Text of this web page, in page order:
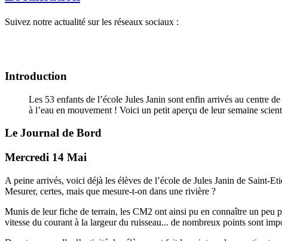
Suivez notre actualité sur les réseaux sociaux :
Introduction
Les 53 enfants de l’école Jules Janin sont enfin arrivés au centre
à l’eau en mouvement ! Voici un petit aperçu de leur semaine
Le Journal de Bord
Mercredi 14 Mai
A peine arrivés, voici déjà les élèves de l’école de Jules Janin de Saint-
Mesurer, certes, mais que mesure-t-on dans une rivière ?
Munis de leur fiche de terrain, les CM2 ont ainsi pu en connaître un peu
vitesse du courant à la largeur du ruisseau... de nombreux points sont